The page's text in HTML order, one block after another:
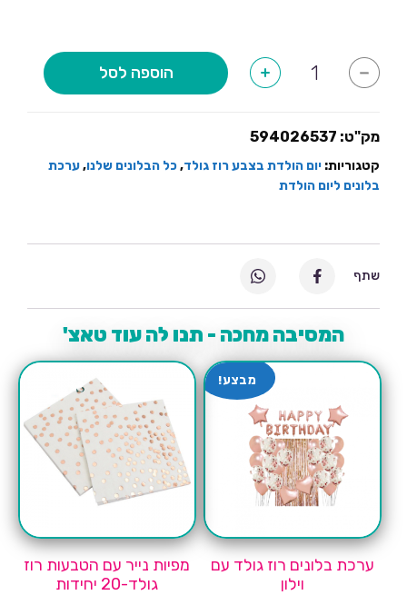
₪71.30.
₪67.74.
-
של
גולד
happy
birthday
+ הוספה לסל
מק"ט: 594026537
קטגוריות: יום הולדת בצבע רוז גולד,כל הבלונים שלנו,ערכת
בלונים ליום הולדת
המסיבה מחכה - תנו לה עוד טאצ'
מבצע!
ערכת בלונים רוז גולד עם
וילון
מפיות נייר עם הטבעות רוז
גולד-20 יחידות
שתף